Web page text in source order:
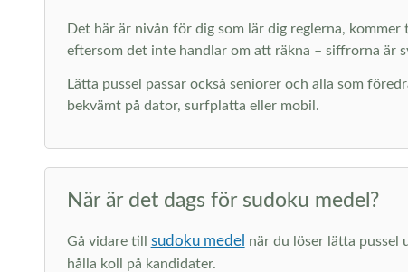
Det här är nivån för dig som lär dig reglerna,
eftersom det inte handlar om att räkna – siffrorna är
Lätta pussel passar också seniorer och alla som
bekvämt på dator, surfplatta eller mobil.
När är det dags för sudoku medel?
Gå vidare till sudoku medel när du löser lätta pussel
hålla koll på kandidater.